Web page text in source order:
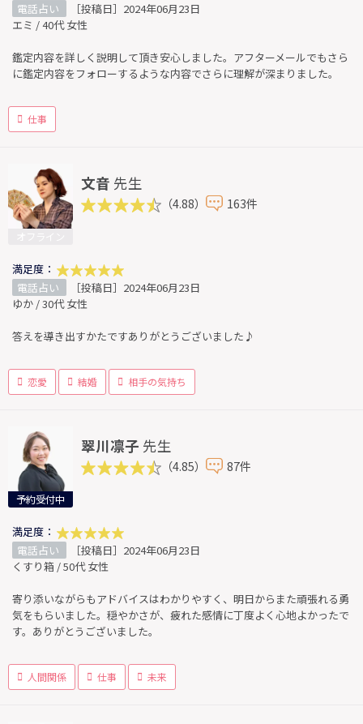
電話占い
［投稿日］2024年06月23日
エミ / 40代 女性
鑑定内容を詳しく説明して頂き安心しました。アフターメールでもさら
に鑑定内容をフォローするような内容でさらに理解が深まりました。
仕事
文音 先生
（4.88） 163件
満足度：
電話占い
［投稿日］2024年06月23日
ゆか / 30代 女性
答えを導き出すかたですありがとうございました♪
恋愛 結婚 相手の気持ち
予約受付中
翠川凛子 先生
（4.85） 87件
満足度：
電話占い
［投稿日］2024年06月23日
くすり箱 / 50代 女性
寄り添いながらもアドバイスはわかりやすく、明日からまた頑張れる勇
気をもらいました。穏やかさが、疲れた感情に丁度よく心地よかったで
す。ありがとうございました。
人間関係 仕事 未来